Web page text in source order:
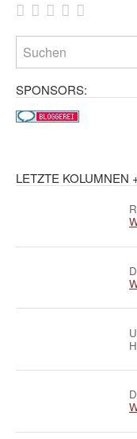
SPONSORS:
LETZTE KOLUMNEN